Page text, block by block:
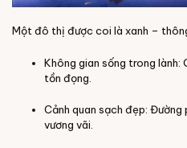
Một đô thị được coi là xanh –
Không gian sống trong lành:
tồn đọng.
Cảnh quan sạch đẹp:
vương vãi.